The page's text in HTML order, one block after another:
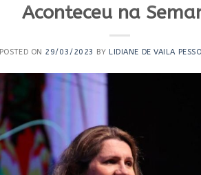
Aconteceu na
POSTED ON 29/03/2023 BY LIDIANE DE VAILA